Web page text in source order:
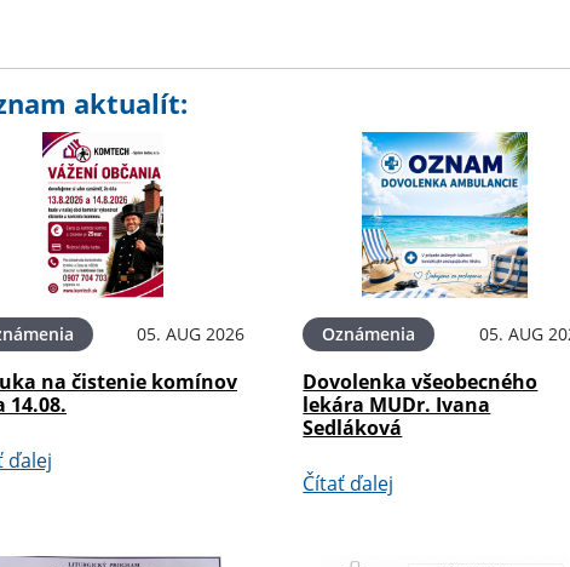
aktualít:
05. AUG 2026
na čistenie komínov
14.08.
ďalej
Oznámenia 05. AUG
Dovolenka všeobecného
lekára MUDr. Ivana
Sedláková
Čítať ďalej